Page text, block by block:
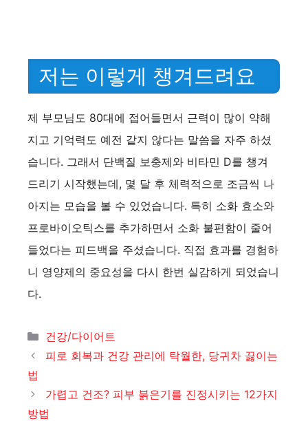
저는 이렇게 챙겨드려요
제 부모님도 80대에 접어들면서 근력이 많이 약해
지고 기억력도 예전 같지 않다는 말씀을 자주 하셨
습니다. 그래서 단백질 보충제와 비타민 D를 챙겨
드리기 시작했는데, 몇 달 후 체력적으로 조금씩 나
아지는 모습을 볼 수 있었습니다. 특히 소화 효소와
프로바이오틱스를 추가하면서 소화 불편함이 줄어
들었다는 피드백을 주셨습니다. 직접 효과를 경험하
니 영양제의 중요성을 다시 한번 실감하게 되었습니
다.
카
테
건강/다이어트
피로 회복과 건강 관리에 탁월한, 당귀차 끓이는
법
가렵고 건조? 피부 붉은기를 진정시키는 12가지
방법